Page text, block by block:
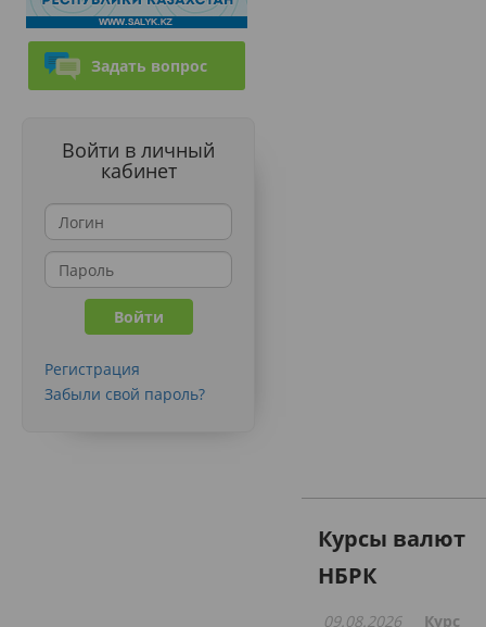
Задать вопрос
Войти в личный
кабинет
Регистрация
Забыли свой пароль?
Курсы валют
НБРК
09.08.2026 Курс